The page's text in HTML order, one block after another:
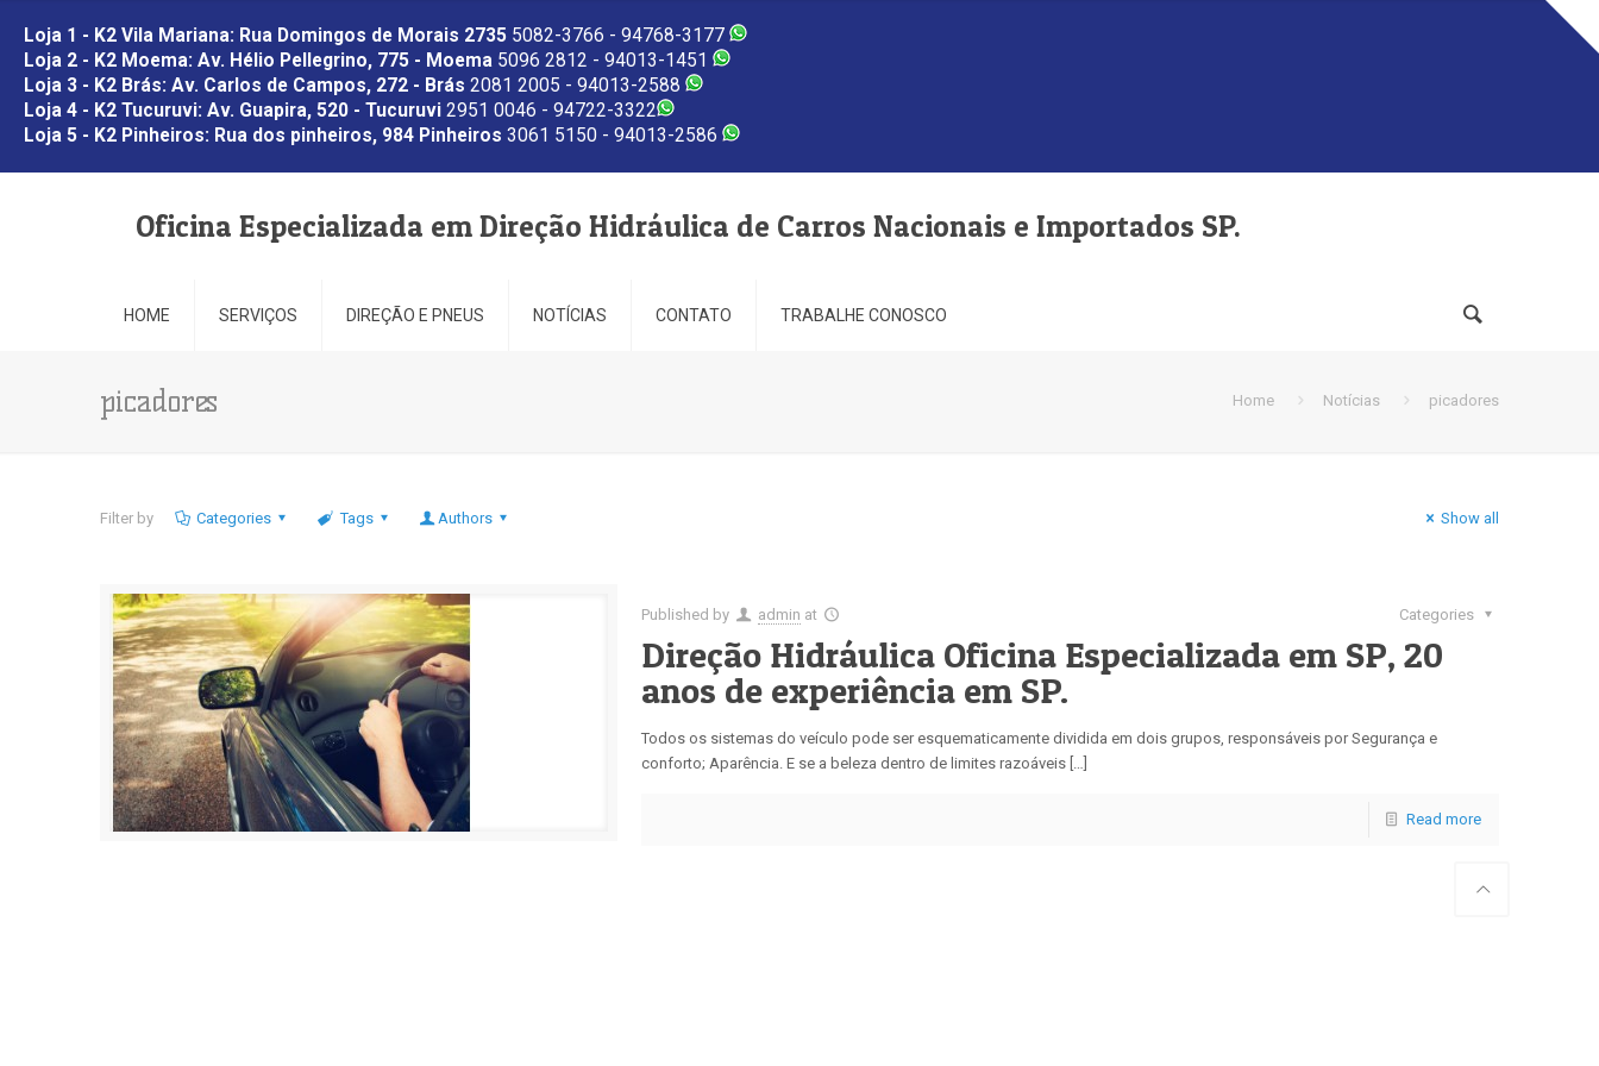
Loja 1 - K2 Vila Mariana: Rua Domingos de Morais 2735 5082-3766 - 94768-3177
Loja 2 - K2 Moema: Av. Hélio Pellegrino, 775 - Moema 5096 2812 - 94013-1451
Loja 3 - K2 Brás: Av. Carlos de Campos, 272 - Brás 2081 2005 - 94013-2588
Loja 4 - K2 Tucuruvi: Av. Guapira, 520 - Tucuruvi 2951 0046 - 94722-3322
Loja 5 - K2 Pinheiros: Rua dos pinheiros, 984 Pinheiros 3061 5150 - 94013-2586
Oficina Especializada em Direção Hidráulica de Carros Nacionais e Importados SP.
HOME SERVIÇOS DIREÇÃO E PNEUS NOTÍCIAS CONTATO TRABALHE CONOSCO
picadores Home Notícias picadores
Filter by Categories Tags Authors Show all
Published by admin at Categories
Direção Hidráulica Oficina Especializada em SP, 20
anos de experiência em SP.
Todos os sistemas do veículo pode ser esquematicamente dividida em dois grupos, responsáveis por Segurança e
conforto; Aparência. E se a beleza dentro de limites razoáveis […]
Read more